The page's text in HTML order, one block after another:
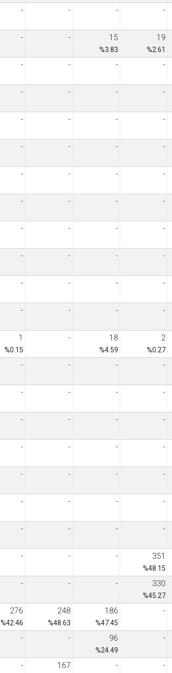
- - - -
- - 15
%3.83
19
%2.61
- - - -
- - - -
- - - -
- - - -
- - - -
- - - -
- - - -
- - - -
- - - -
- - - -
1
%0.15
- 18
%4.59
2
%0.27
- - - -
- - - -
- - - -
- - - -
- - - -
- - - -
- - - -
- - - 351
%48.15
- - - 330
%45.27
276
%42.46
248
%48.63
186
%47.45
-
- - 96
%24.49
-
- 167 - -